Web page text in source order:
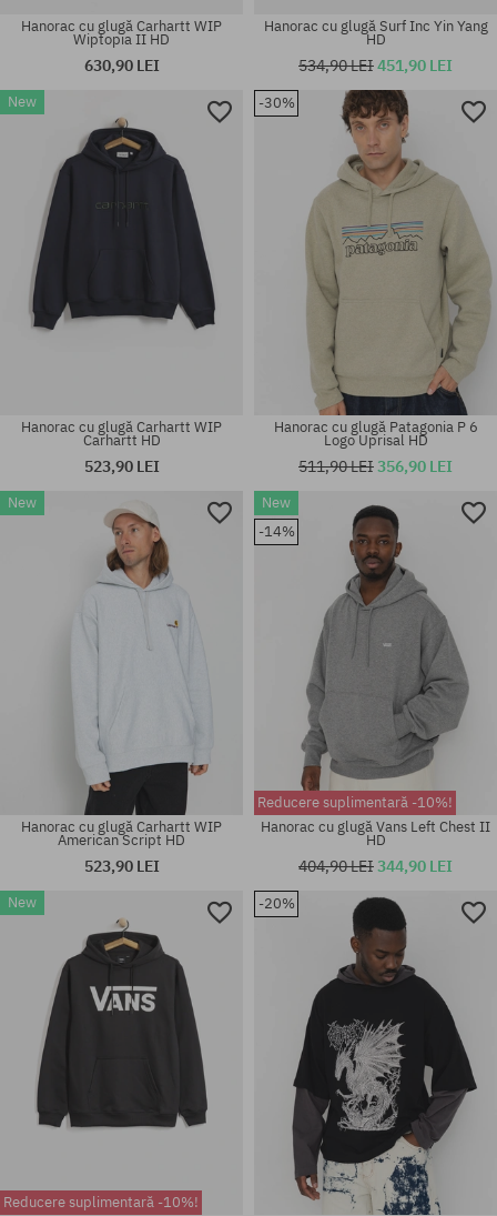
Mărimi existente:
M; L; XL; XXL
Mărimi existente:
M; L; XL; XXL
Mărimi existente:
Hanorac cu glugă Carhartt WIP
Wiptopia II HD
630,90 LEI
Mărimi existente:
M; L
Hanorac cu glugă Surf Inc Yin Yang
HD
534,90 LEI451,90 LEI
New
Mărimi existente:
M; L; XL; XXL
Hanorac cu glugă Carhartt WIP
Carhartt HD
523,90 LEI
-30%
Mărimi existente:
Hanorac cu glugă Patagonia P 6
Logo Uprisal HD
511,90 LEI356,90 LEI
New
Hanorac cu glugă Carhartt WIP
American Script HD
523,90 LEI
New
-14%
Reducere suplimentară -10%!
Hanorac cu glugă Vans Left Chest II
HD
404,90 LEI344,90 LEI
New
Reducere suplimentară -10%!
-20%